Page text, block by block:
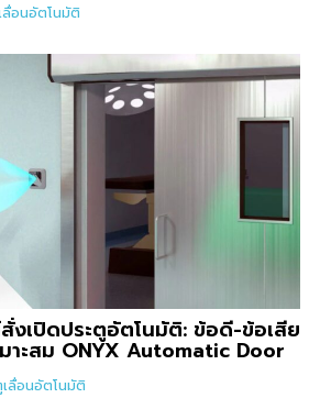
ลื่อนอัตโนมัติ
เปิดประตูอัตโนมัติ: ข้อดี-ข้อเสีย
มาะสม ONYX Automatic Door
เลื่อนอัตโนมัติ